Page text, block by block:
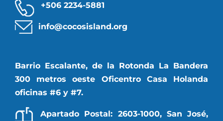
+506 2234-5881
info@cocosisland.org
Barrio Escalante, de la Rotonda La Bandera
300 metros oeste Oficentro Casa Holanda
oficinas #6 y #7.
Apartado Postal: 2603-1000, San José,